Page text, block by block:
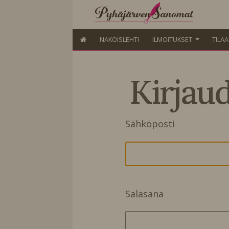
NÄKÖISLEHTI ILMOITUKSET
Sähköposti
Salasana